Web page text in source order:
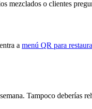
mezclados o clientes
a menú QR para
Tampoco deberías